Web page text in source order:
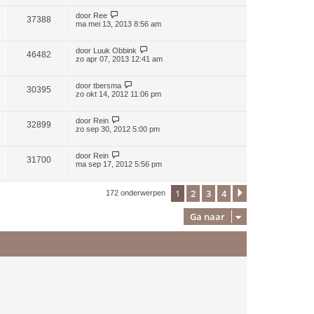
37388 door Ree
ma mei 13, 2013 8:56 am
46482 door Luuk Obbink
zo apr 07, 2013 12:41 am
30395 door tbersma
zo okt 14, 2012 11:06 pm
32899 door Rein
zo sep 30, 2012 5:00 pm
31700 door Rein
ma sep 17, 2012 5:56 pm
172 onderwerpen 1 2 3 4
Ga naar